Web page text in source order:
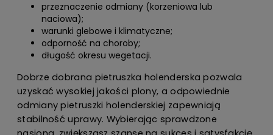
przeznaczenie odmiany (korzeniowa lub
naciowa);
warunki glebowe i klimatyczne;
odporność na choroby;
długość okresu wegetacji.
Dobrze dobrana pietruszka holenderska pozwala
uzyskać wysokiej jakości plony, a odpowiednie
odmiany pietruszki holenderskiej zapewniają
stabilność uprawy. Wybierając sprawdzone